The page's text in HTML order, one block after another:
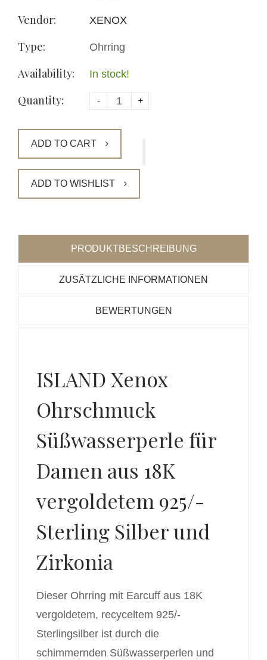
Vendor: XENOX
Type: Ohrring
Availability: In stock!
Quantity: - +
ADD TO CART
ADD TO WISHLIST
PRODUKTBESCHREIBUNG
ZUSÄTZLICHE INFORMATIONEN
BEWERTUNGEN
ISLAND Xenox
Ohrschmuck
Süßwasserperle für
Damen aus 18K
vergoldetem 925/-
Sterling Silber und
Zirkonia
Dieser Ohrring mit Earcuff aus 18K
vergoldetem, recyceltem 925/-
Sterlingsilber ist durch die
schimmernden Süßwasserperlen und